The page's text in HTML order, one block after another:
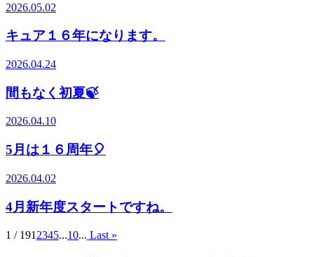
2026.05.02
キュア１６年になります。
2026.04.24
間もなく初夏🍃
2026.04.10
5月は１６周年🎈
2026.04.02
4月新年度スタートですね。
1 / 191 2345...10... Last »